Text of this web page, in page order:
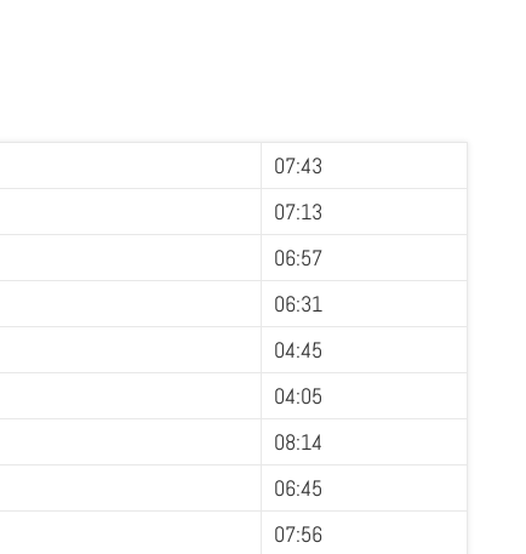
07:43
07:13
06:57
06:31
04:45
04:05
08:14
06:45
07:56